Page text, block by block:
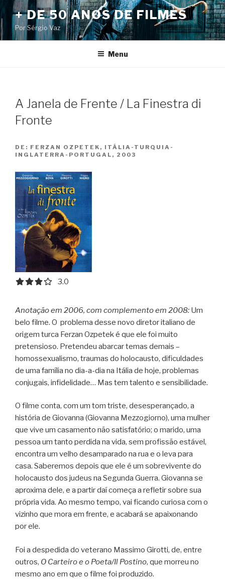
Pular
para
o
conteúdo
+ DE 50 ANOS DE FILMES
Por Sérgio Vaz
Menu
A Janela de Frente / La Finestra di
Fronte
DE: FERZAN OZPETEK, ITÁLIA-TURQUIA-
INGLATERRA-PORTUGAL, 2003
3.0 out of 5.0 stars
3.0
Anotação em 2006, com complemento em 2008: Um
belo filme. O problema desse novo diretor italiano de
origem turca Ferzan Ozpetek é que ele foi muito
pretensioso. Pretendeu abarcar temas demais –
homossexualismo, traumas do holocausto, dificuldades
de uma família no dia-a-dia na Itália de hoje, problemas
conjugais, infidelidade… Mas tem talento e sensibilidade.
O filme conta, com um tom triste, desesperançado, a
história de Giovanna (Giovanna Mezzogiorno), uma mulher
que vive um casamento não satisfatório; o marido, uma
pessoa um tanto perdida na vida, sem profissão estável,
encontra um velho desamparado na rua e o leva para
casa. Saberemos depois que ele é um sobrevivente do
holocausto dos judeus na Segunda Guerra. Giovanna se
aproxima dele, e a partir daí começa a refletir sobre sua
própria vida. Ao mesmo tempo, vai ficando curiosa com o
vizinho que mora em frente, e acabará se apaixonando
por ele.
Foi a despedida do veterano Massimo Girotti, de, entre
outros, O Carteiro e o Poeta/Il Postino, que morreu no
mesmo ano em que o filme foi produzido.